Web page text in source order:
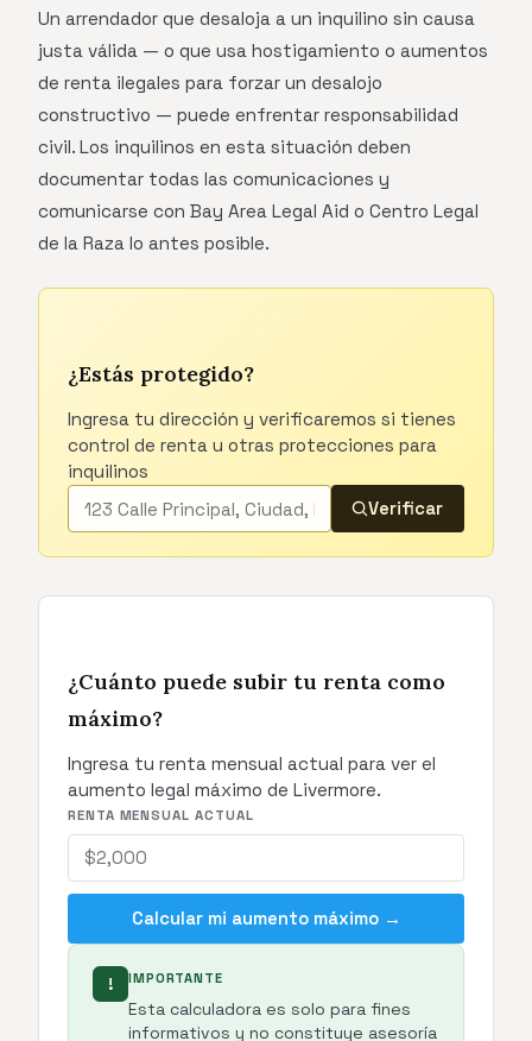
Un arrendador que desaloja a un inquilino sin causa
justa válida — o que usa hostigamiento o aumentos
de renta ilegales para forzar un desalojo
constructivo — puede enfrentar responsabilidad
civil. Los inquilinos en esta situación deben
documentar todas las comunicaciones y
comunicarse con Bay Area Legal Aid o Centro Legal
de la Raza lo antes posible.
¿Estás protegido?
Ingresa tu dirección y verificaremos si tienes
control de renta u otras protecciones para
inquilinos
Verificar
¿Cuánto puede subir tu renta como
máximo?
Ingresa tu renta mensual actual para ver el
aumento legal máximo de Livermore.
RENTA MENSUAL ACTUAL
Calcular mi aumento máximo →
! IMPORTANTE
Esta calculadora es solo para fines
informativos y no constituye asesoría